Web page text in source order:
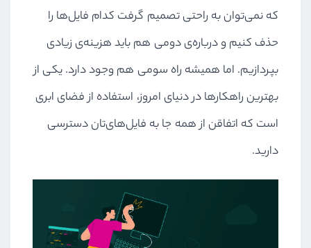
که نمی‌توان به راحتی تصمیم گرفت کدام فایل‌ها را
حذف کنیم و درباره‌ی دومی هم باید هزینه‌ی زیادی
بپردازیم. اما همیشه راه سومی هم وجود دارد. یکی از
بهترین راهکارها در دنیای امروز، استفاده از فضای ابری
است که اتفاقن از همه جا به فایل‌های‌تان دسترسی
دارید.